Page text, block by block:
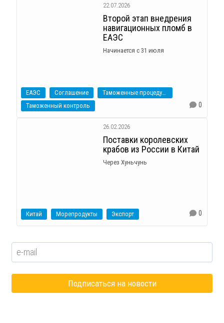
22.07.2026
Второй этап внедрения
навигационных пломб в
ЕАЭС
Начинается с 31 июля
ЕАЭС Соглашение
Таможенные процедуры
Таможенный контроль
0
26.02.2026
Поставки королевских
крабов из России в Китай
Через Хуньчунь
Китай Морепродукты Экспорт 0